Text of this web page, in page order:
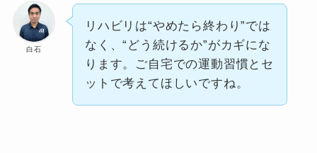
白石
リハビリは“やめたら終わり”では
なく、“どう続けるか”がカギにな
ります。ご自宅での運動習慣とセ
ットで考えてほしいですね。